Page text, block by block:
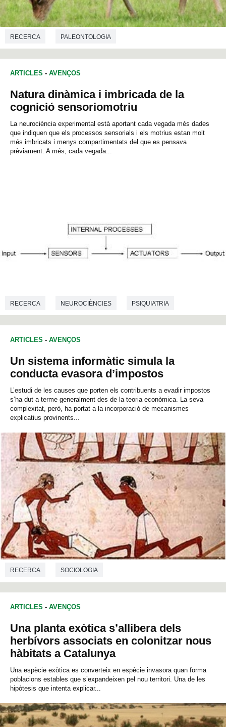
RECERCA PALEONTOLOGIA
ARTICLES - AVENÇOS
Natura dinàmica i imbricada de la
cognició sensoriomotriu
La neurociència experimental està aportant cada vegada més dades
que indiquen que els processos sensorials i els motrius estan molt
més imbricats i menys compartimentats del que es pensava
prèviament. A més, cada vegada...
RECERCA NEUROCIÈNCIES PSIQUIATRIA
ARTICLES - AVENÇOS
Un sistema informàtic simula la
conducta evasora d’impostos
L’estudi de les causes que porten els contribuents a evadir impostos
s’ha dut a terme generalment des de la teoria econòmica. La seva
complexitat, però, ha portat a la incorporació de mecanismes
explicatius provinents...
RECERCA SOCIOLOGIA
ARTICLES - AVENÇOS
Una planta exòtica s’allibera dels
herbívors associats en colonitzar nous
hàbitats a Catalunya
Una espècie exòtica es converteix en espècie invasora quan forma
poblacions estables que s’expandeixen pel nou territori. Una de les
hipòtesis que intenta explicar...